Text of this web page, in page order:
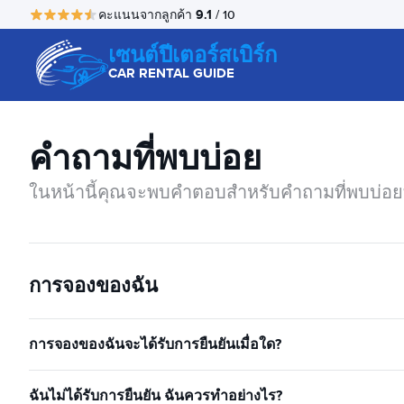
คะแนนจากลูกค้า 9.1 / 10
เซนต์ปีเตอร์สเบิร์ก
CAR RENTAL GUIDE
คำถามที่พบบ่อย
ในหน้านี้คุณจะพบคำตอบสำหรับคำถามที่พบบ่อ
การจองของฉัน
การจองของฉันจะได้รับการยืนยันเมื่อใด?
ฉันไม่ได้รับการยืนยัน ฉันควรทำอย่างไร?